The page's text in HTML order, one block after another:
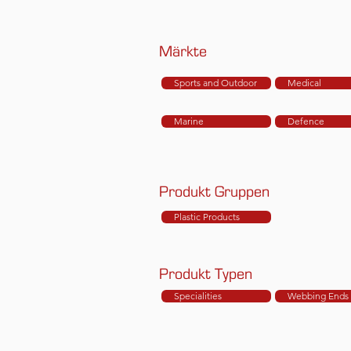
Märkte
Sports and Outdoor
Marine
Medical
Defence
Produkt Gruppen
Plastic Products
Produkt Typen
Specialities Webbing Ends